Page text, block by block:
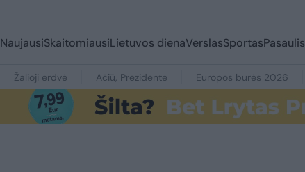
NaujausiSkaitomiausiLietuvos dienaVerslasSportasPasaulis
Žalioji erdvė Ačiū, Prezidente Europos burės 2026